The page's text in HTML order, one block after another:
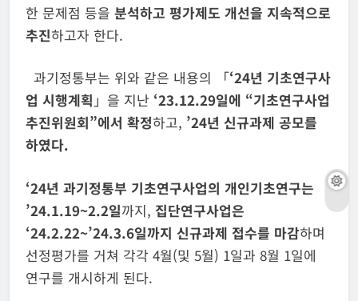
한 문제점 등을 분석하고 평가제도 개선을 지속적으로
추진하고자 한다.
과기정통부는 위와 같은 내용의 「‘24년 기초연구사
업 시행계획 」을 지난 ‘23.12.29일에 “기초연구사업
추진위원회”에서 확정하고, ’24년 신규과제 공모를
하였다.
‘24년 과기정통부 기초연구사업의 개인기초연구는
’24.1.19~2.2일까지, 집단연구사업은
‘24.2.22~’24.3.6일까지 신규과제 접수를 마감하며
선정평가를 거쳐 각각 4월(및 5월) 1일과 8월 1일에
연구를 개시하게 된다.